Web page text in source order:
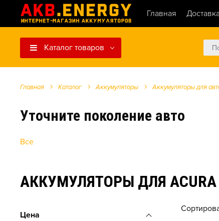
Главная
Каталог товаров
Главная Каталог Аккумуляторы Аккумуляторы для
Уточните поколение авто
Все
АККУМУЛЯТОРЫ ДЛЯ ACURA
Цена